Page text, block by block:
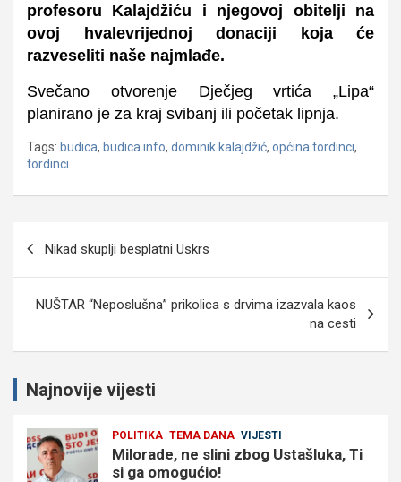
profesoru Kalajdžiću i njegovoj obitelji na
ovoj hvalevrijednoj donaciji koja će
razveseliti naše najmlađe.
Svečano otvorenje Dječjeg vrtića „Lipa“
planirano je za kraj svibanj ili početak lipnja.
Tags: budica, budica.info, dominik kalajdžić, općina tordinci,
tordinci
Nikad skuplji besplatni Uskrs
NUŠTAR “Neposlušna” prikolica s drvima izazvala kaos
na cesti
Najnovije vijesti
POLITIKA TEMA DANA VIJESTI
Milorade, ne slini zbog Ustašluka, Ti
si ga omogućio!